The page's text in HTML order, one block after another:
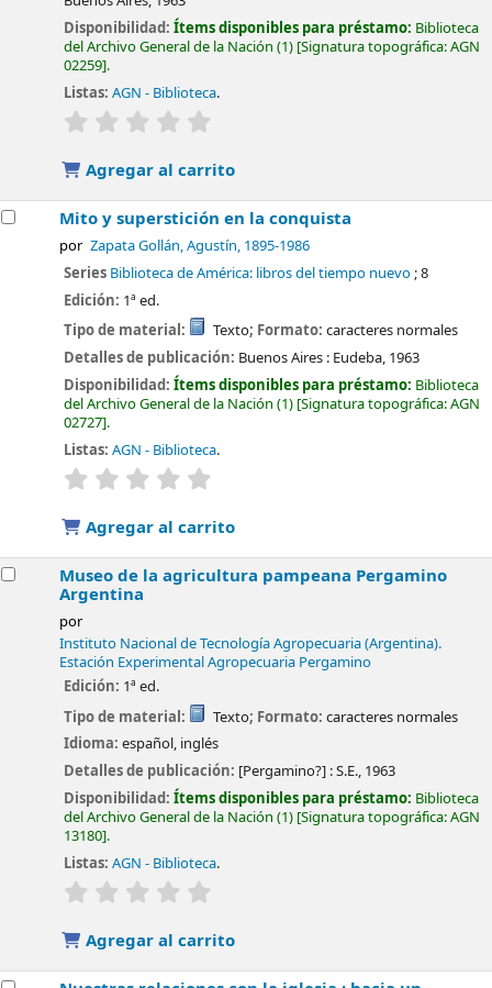
Disponibilidad:Ítems disponibles para préstamo: Biblioteca
del Archivo General de la Nación (1) Signatura topográfica:AGN
02259 .
Listas: AGN - Biblioteca.
valoración
Agregar al carrito
Mito y superstición en la conquista
por Zapata Gollán, Agustín, 1895-1986
Series Biblioteca de América: libros del tiempo nuevo; 8
Edición: 1ª ed.
Tipo de material:
Texto; Formato: caracteres normales
Detalles de publicación: Buenos Aires : Eudeba, 1963
Disponibilidad:Ítems disponibles para préstamo: Biblioteca
del Archivo General de la Nación (1) Signatura topográfica:AGN
02727 .
Listas: AGN - Biblioteca.
valoración
Agregar al carrito
Museo de la agricultura pampeana Pergamino
Argentina
por
Instituto Nacional de Tecnología Agropecuaria (Argentina).
Estación Experimental Agropecuaria Pergamino
Edición: 1ª ed.
Tipo de material:
Texto; Formato: caracteres normales
Idioma:español, inglés
Detalles de publicación: [Pergamino?] :S.E., 1963
Disponibilidad:Ítems disponibles para préstamo: Biblioteca
del Archivo General de la Nación (1) Signatura topográfica:AGN
13180 .
Listas: AGN - Biblioteca.
valoración
Agregar al carrito